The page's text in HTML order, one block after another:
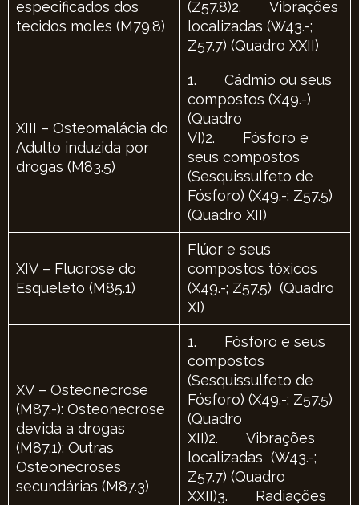
especificados dos
tecidos moles (M79.8)
(Z57.8)2. Vibrações
localizadas (W43.-;
Z57.7) (Quadro XXII)
XIII – Osteomalácia do
Adulto induzida por
drogas (M83.5)
1. Cádmio ou seus
compostos (X49.-)
(Quadro
VI)2. Fósforo e
seus compostos
(Sesquissulfeto de
Fósforo) (X49.-; Z57.5)
(Quadro XII)
XIV – Fluorose do
Esqueleto (M85.1)
Flúor e seus
compostos tóxicos
(X49.-; Z57.5) (Quadro
XI)
XV – Osteonecrose
(M87.-): Osteonecrose
devida a drogas
(M87.1); Outras
Osteonecroses
secundárias (M87.3)
1. Fósforo e seus
compostos
(Sesquissulfeto de
Fósforo) (X49.-; Z57.5)
(Quadro
XII)2. Vibrações
localizadas (W43.-;
Z57.7) (Quadro
XXII)3. Radiações